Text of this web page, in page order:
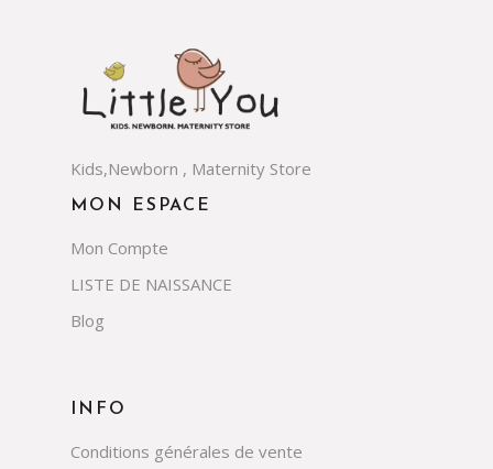
INFO
Conditions générales de vente
MON ESPACE
Mon Compte
LISTE DE NAISSANCE
Blog
Kids,Newborn , Maternity Store